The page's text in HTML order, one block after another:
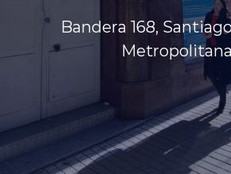
Planes y Convenios
Pacientes Fonasa
Reserva de
Bandera 168,